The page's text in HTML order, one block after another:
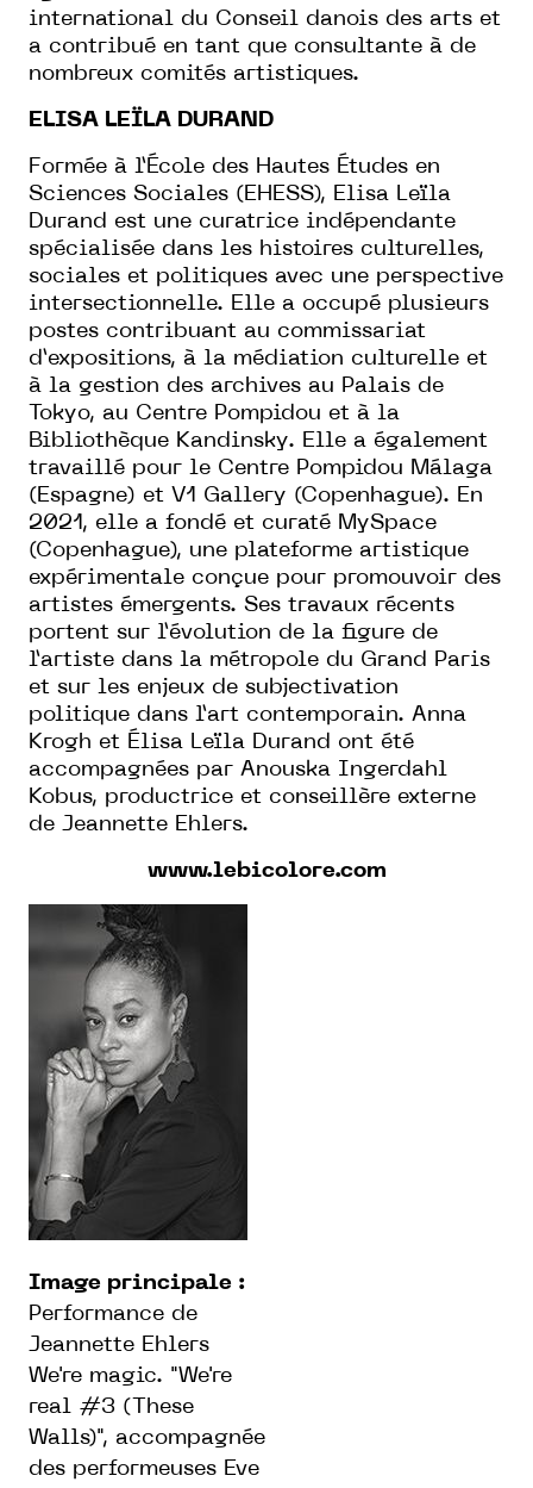
international du Conseil danois des arts et
a contribué en tant que consultante à de
nombreux comités artistiques.
ELISA LEÏLA DURAND
Formée à l’École des Hautes Études en
Sciences Sociales (EHESS), Elisa Leïla
Durand est une curatrice indépendante
spécialisée dans les histoires culturelles,
sociales et politiques avec une perspective
intersectionnelle. Elle a occupé plusieurs
postes contribuant au commissariat
d’expositions, à la médiation culturelle et
à la gestion des archives au Palais de
Tokyo, au Centre Pompidou et à la
Bibliothèque Kandinsky. Elle a également
travaillé pour le Centre Pompidou Málaga
(Espagne) et V1 Gallery (Copenhague). En
2021, elle a fondé et curaté MySpace
(Copenhague), une plateforme artistique
expérimentale conçue pour promouvoir des
artistes émergents. Ses travaux récents
portent sur l’évolution de la figure de
l’artiste dans la métropole du Grand Paris
et sur les enjeux de subjectivation
politique dans l’art contemporain. Anna
Krogh et Élisa Leïla Durand ont été
accompagnées par Anouska Ingerdahl
Kobus, productrice et conseillère externe
de Jeannette Ehlers.
www.lebicolore.com
Image principale :
Performance de
Jeannette Ehlers
We're magic. "We're
real #3 (These
Walls)", accompagnée
des performeuses Eve